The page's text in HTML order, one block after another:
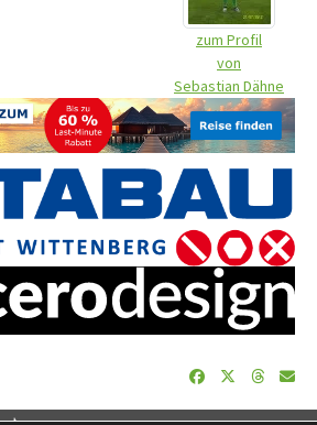
zum Profil
von
Sebastian Dähne